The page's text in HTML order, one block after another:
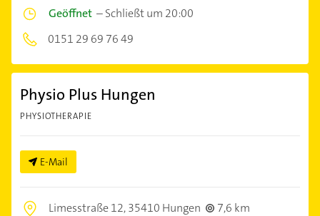
Geöffnet –Schließt um 20:00
0151 29 69 76 49
Physio Plus Hungen
PHYSIOTHERAPIE
E-Mail
Limesstraße 12,35410 Hungen
7,6 km